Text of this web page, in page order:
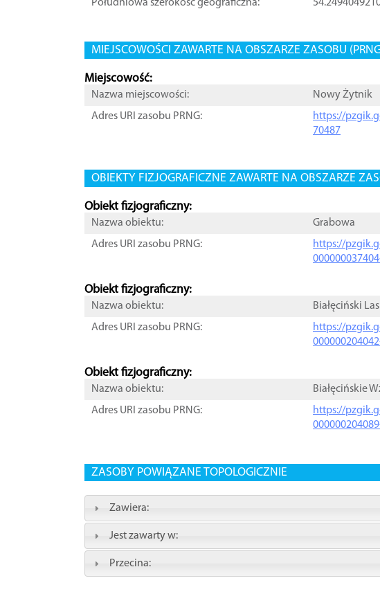
Południowa szerokość geograficzna:
MIEJSCOWOŚCI ZAWARTE NA OBSZARZE ZASOBU
Miejscowość:
Nazwa miejscowości:
Nowy Żytnik
Adres URI zasobu PRNG:
https://
70487
OBIEKTY FIZJOGRAFICZNE ZAWARTE NA OBSZARZE
Obiekt fizjograficzny:
Nazwa obiektu:
Grabowa
Adres URI zasobu PRNG:
https://
Obiekt fizjograficzny:
Nazwa obiektu:
Białęciński Las
Adres URI zasobu PRNG:
https://
Obiekt fizjograficzny:
Nazwa obiektu:
Białęcińskie
Adres URI zasobu PRNG:
https://
ZASOBY POWIĄZANE TOPOLOGICZNIE
Zawiera:
Jest zawarty w:
Przecina: